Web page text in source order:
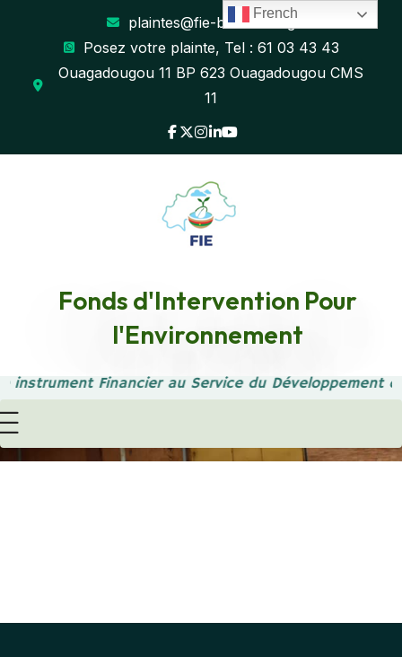
plaintes@fie-burkina.org
Posez votre plainte, Tel : 61 03 43 43
Ouagadougou 11 BP 623 Ouagadougou CMS
11
Fonds d'Intervention Pour
l'Environnement
instrument Financier au Service du Développement
Checkout
French